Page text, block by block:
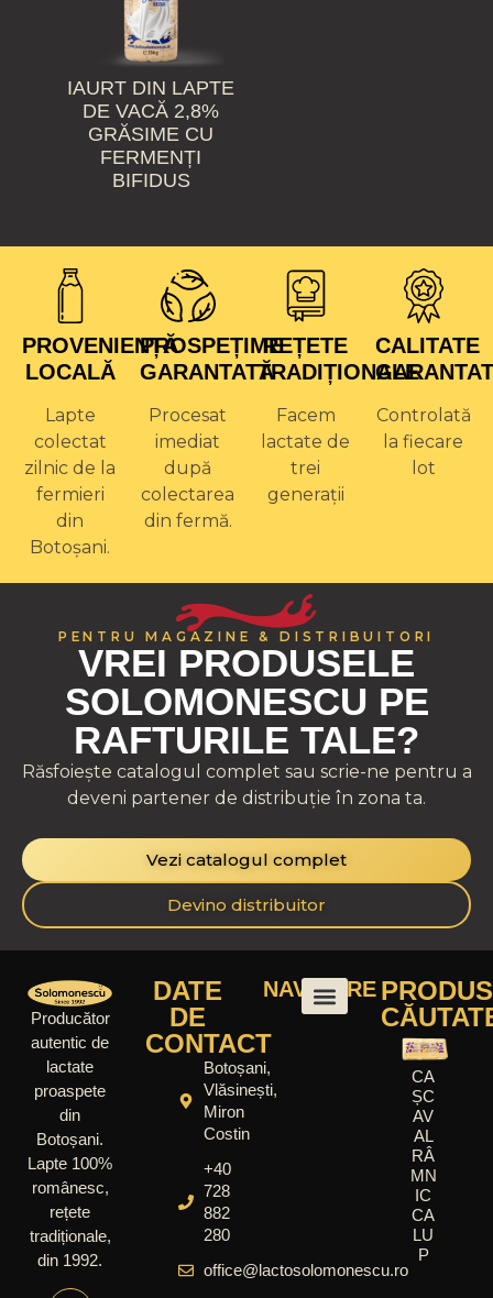
IAURT DIN LAPTE
DE VACĂ 2,8%
GRĂSIME CU
FERMENȚI
BIFIDUS
PROVENIENȚĂ
LOCALĂ
Lapte
colectat
zilnic de la
fermieri
din
Botoșani.
PROSPEȚIME
GARANTATĂ
Procesat
imediat
după
colectarea
din fermă.
REȚETE
TRADIȚIONALE
Facem
lactate de
trei
generații
CALITATE
Controlată
la fiecare
lot
PENTRU MAGAZINE & DISTRIBUITORI
VREI PRODUSELE
SOLOMONESCU PE
RAFTURILE TALE?
Răsfoiește catalogul complet sau scrie-ne pentru a
deveni partener de distribuție în zona ta.
Vezi catalogul complet
Devino distribuitor
Producător
autentic de
lactate
proaspete
din
Botoșani.
Lapte 100%
românesc,
rețete
tradiționale,
din 1992.
DATE
DE
CONTACT
Botoșani,
Vlăsinești,
Miron
Costin
+40
728
882
280
office@lactosolomonescu.ro
NAVIGARE
CA
ȘC
AV
AL
RÂ
MN
IC
CA
LU
P